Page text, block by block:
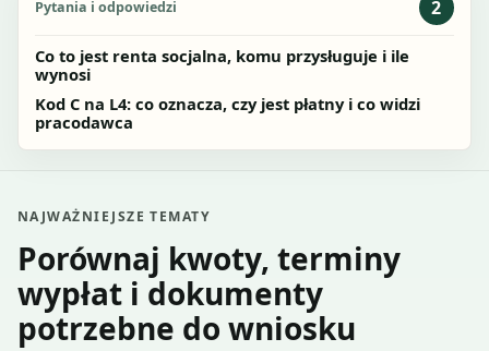
Pytania i odpowiedzi 2
Co to jest renta socjalna, komu przysługuje i ile
wynosi
Kod C na L4: co oznacza, czy jest płatny i co widzi
pracodawca
NAJWAŻNIEJSZE TEMATY
Porównaj kwoty, terminy
wypłat i dokumenty
potrzebne do wniosku